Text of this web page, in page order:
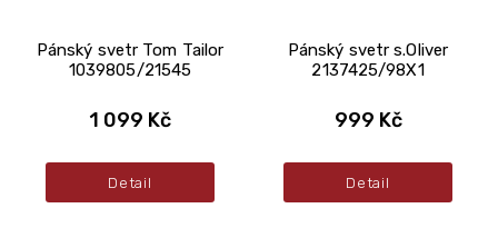
Pánský svetr Tom Tailor
1039805/21545
1 099 Kč
Detail
Pánský svetr s.Oliver
2137425/98X1
999 Kč
Detail